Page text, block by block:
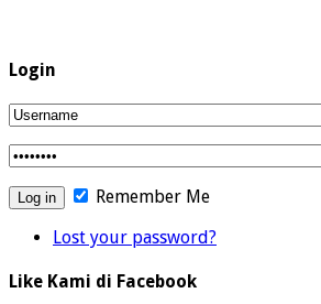
Login
Remember Me
Lost your password?
Like Kami di Facebook